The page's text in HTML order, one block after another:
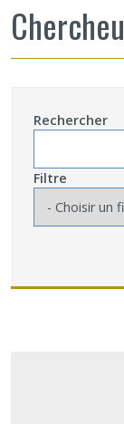
Rechercher
Filtre